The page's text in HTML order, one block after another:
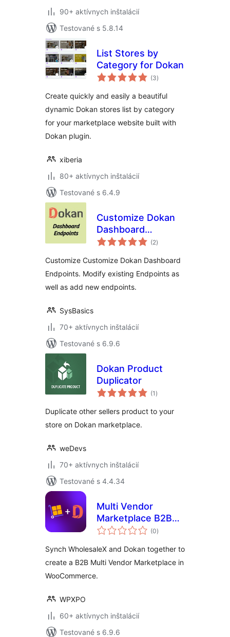
90+ aktívnych inštalácií
Testované s 5.8.14
List Stores by
Category for Dokan
(3celkové
hodnotenie
)
Create quickly and easily a beautiful
dynamic Dokan stores list by category
for your marketplace website built with
Dokan plugin.
xiberia
80+ aktívnych inštalácií
Testované s 6.4.9
Customize Dokan
Dashboard
Endpoints
(2celkové
hodnotenie
)
Customize Customize Dokan Dashboard
Endpoints. Modify existing Endpoints as
well as add new endpoints.
SysBasics
70+ aktívnych inštalácií
Testované s 6.9.6
Dokan Product
Duplicator
(1 celkové
hodnotenie
)
Duplicate other sellers product to your
store on Dokan marketplace.
weDevs
70+ aktívnych inštalácií
Testované s 4.4.34
Multi Vendor
Marketplace B2B
for WholesaleX
(0celkové
hodnotenie
)
Synch WholesaleX and Dokan together to
create a B2B Multi Vendor Marketplace in
WooCommerce.
WPXPO
60+ aktívnych inštalácií
Testované s 6.9.6